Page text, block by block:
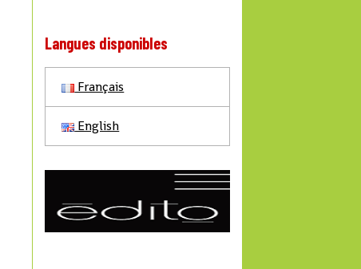
Langues disponibles
Français
English